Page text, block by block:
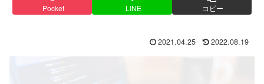
Pocket LINE コピー
2021.04.25 2022.08.19